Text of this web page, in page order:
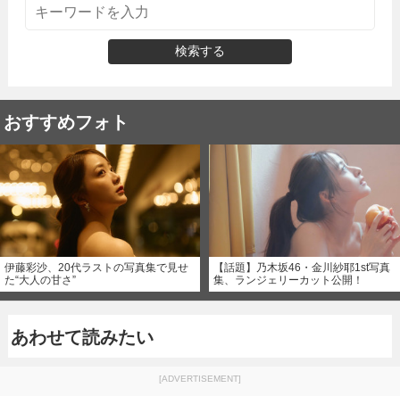
検索する
おすすめフォト
伊藤彩沙、20代ラストの写真集で見せ
た“大人の甘さ”
【話題】乃木坂46・金川紗耶1st写真
集、ランジェリーカット公開！
あわせて読みたい
[ADVERTISEMENT]